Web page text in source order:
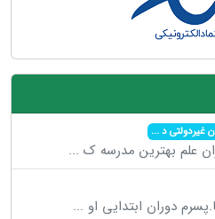
غیردولتی د...
علم بهترین مدرسه ک ...
دوران ابتدایی او ...